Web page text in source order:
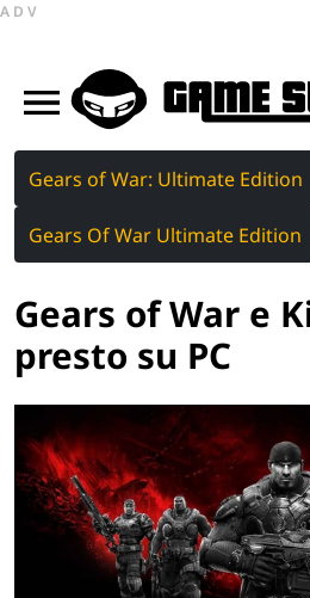
ADV
Gears of War: Ultimate Edition
Gears Of War Ultimate Edition
Gears of War e
presto su PC